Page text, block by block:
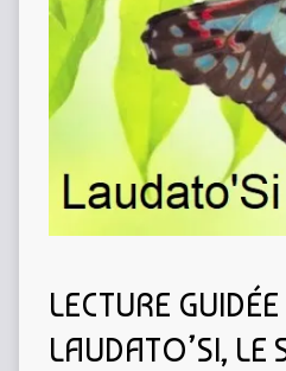
LECTURE
LAUDATO’SI, LE